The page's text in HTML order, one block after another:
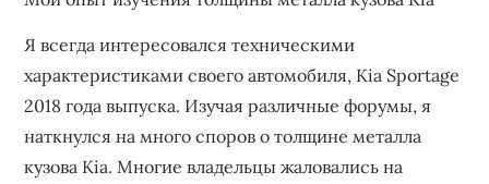
Я всегда интересовался техническими
характеристиками своего автомобиля, Kia Sportage
2018 года выпуска. Изучая различные форумы, я
наткнулся на много споров о толщине металла
кузова Kia. Многие владельцы жаловались на